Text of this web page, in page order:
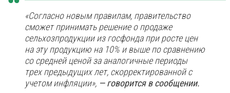
«Согласно новым правилам, правительство
сможет принимать решение о продаже
сельхозпродукции из госфонда при росте цен
на эту продукцию на 10% и выше по сравнению
со средней ценой за аналогичные периоды
трех предыдущих лет, скорректированной с
учетом инфляции», — говорится в сообщении.